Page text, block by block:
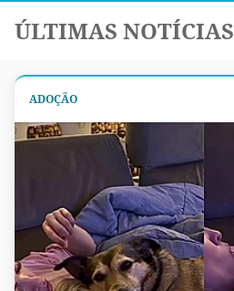
ÚLTIMAS NOTÍCIAS
ADOÇÃO